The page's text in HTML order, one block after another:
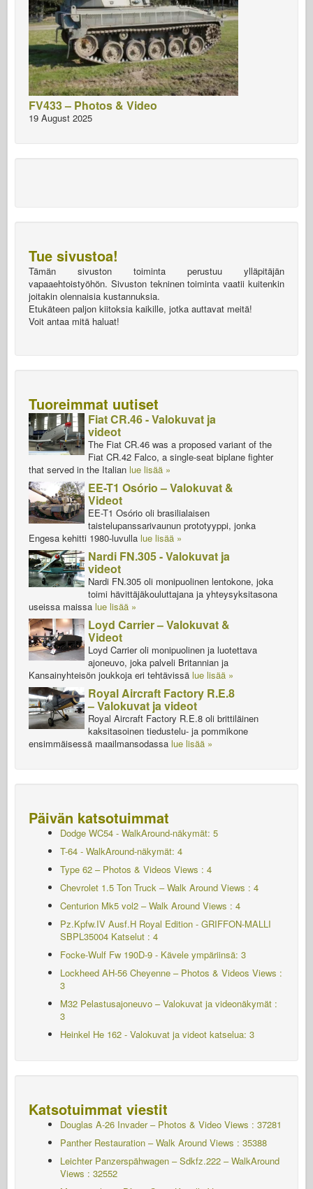
FV433 – Photos & Video
19 August 2025
Tue sivustoa!
Tämän sivuston toiminta perustuu ylläpitäjän
vapaaehtoistyöhön. Sivuston tekninen toiminta vaatii kuitenkin
joitakin olennaisia kustannuksia.
Etukäteen paljon kiitoksia kaikille, jotka auttavat meitä!
Voit antaa mitä haluat!
Tuoreimmat uutiset
Fiat CR.46 - Valokuvat ja
videot
The Fiat CR.46 was a proposed variant of the
Fiat CR.42 Falco, a single-seat biplane fighter
that served in the Italian lue lisää »
EE-T1 Osório – Valokuvat &
Videot
EE-T1 Osório oli brasilialaisen
taistelupanssarivaunun prototyyppi, jonka
Engesa kehitti 1980-luvulla lue lisää »
Nardi FN.305 - Valokuvat ja
videot
Nardi FN.305 oli monipuolinen lentokone, joka
toimi hävittäjäkouluttajana ja yhteysyksitasona
useissa maissa lue lisää »
Loyd Carrier – Valokuvat &
Videot
Loyd Carrier oli monipuolinen ja luotettava
ajoneuvo, joka palveli Britannian ja
Kansainyhteisön joukkoja eri tehtävissä lue lisää »
Royal Aircraft Factory R.E.8
– Valokuvat ja videot
Royal Aircraft Factory R.E.8 oli brittiläinen
kaksitasoinen tiedustelu- ja pommikone
ensimmäisessä maailmansodassa lue lisää »
Päivän katsotuimmat
Dodge WC54 - WalkAround-näkymät: 5
T-64 - WalkAround-näkymät: 4
Type 62 – Photos & Videos Views : 4
Chevrolet 1.5 Ton Truck – Walk Around Views : 4
Centurion Mk5 vol2 – Walk Around Views : 4
Pz.Kpfw.IV Ausf.H Royal Edition - GRIFFON-MALLI
SBPL35004 Katselut : 4
Focke-Wulf Fw 190D-9 - Kävele ympäriinsä: 3
Lockheed AH-56 Cheyenne – Photos & Videos Views :
3
M32 Pelastusajoneuvo – Valokuvat ja videonäkymät :
3
Heinkel He 162 - Valokuvat ja videot katselua: 3
Katsotuimmat viestit
Douglas A-26 Invader – Photos & Video Views : 37281
Panther Restauration – Walk Around Views : 35388
Leichter Panzerspähwagen – Sdkfz.222 – WalkAround
Views : 32552